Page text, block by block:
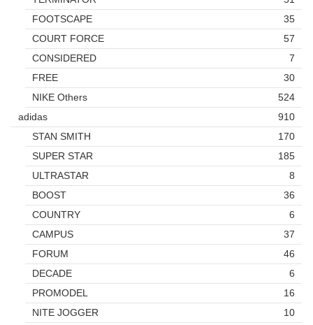
FOOTSCAPE
35
COURT FORCE
57
CONSIDERED
7
FREE
30
NIKE Others
524
adidas
910
STAN SMITH
170
SUPER STAR
185
ULTRASTAR
8
BOOST
36
COUNTRY
6
CAMPUS
37
FORUM
46
DECADE
6
PROMODEL
16
NITE JOGGER
10